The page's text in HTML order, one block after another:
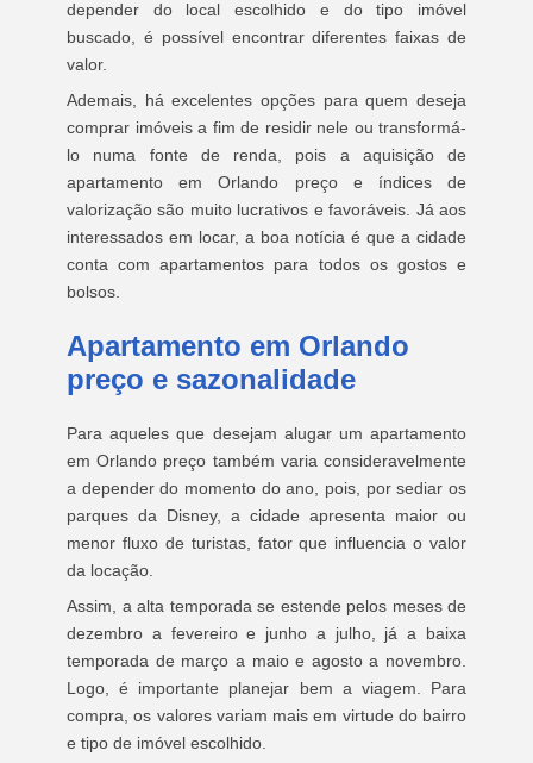
depender do local escolhido e do tipo imóvel
buscado, é possível encontrar diferentes faixas de
valor.
Ademais, há excelentes opções para quem deseja
comprar imóveis a fim de residir nele ou transformá-
lo numa fonte de renda, pois a aquisição de
apartamento em Orlando preço e índices de
valorização são muito lucrativos e favoráveis. Já aos
interessados em locar, a boa notícia é que a cidade
conta com apartamentos para todos os gostos e
bolsos.
Apartamento em Orlando
preço e sazonalidade
Para aqueles que desejam alugar um apartamento
em Orlando preço também varia consideravelmente
a depender do momento do ano, pois, por sediar os
parques da Disney, a cidade apresenta maior ou
menor fluxo de turistas, fator que influencia o valor
da locação.
Assim, a alta temporada se estende pelos meses de
dezembro a fevereiro e junho a julho, já a baixa
temporada de março a maio e agosto a novembro.
Logo, é importante planejar bem a viagem. Para
compra, os valores variam mais em virtude do bairro
e tipo de imóvel escolhido.